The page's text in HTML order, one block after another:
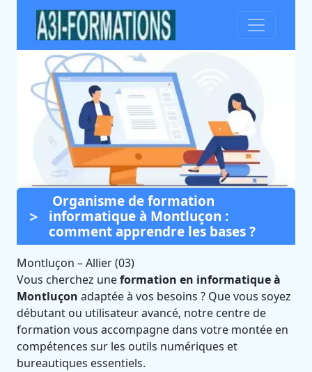
Formation informatique à
Montluçon (Allier)
Certifié Qualiopi et éligible CPF
Organisme de formation
informatique à Montluçon :
comment apprendre les bases ?
Montluçon –Allier (03)
Vous cherchez uneformation en informatique à
Montluçon adaptée à vos besoins ? Que vous soyez
débutant ou utilisateur avancé, notre centre de
formation vous accompagne dans votre montée en
compétences sur les outils numériques et
bureautiques essentiels.